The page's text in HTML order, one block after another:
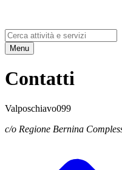
Menu
Contatti
Valposchiavo099
c/o Regione Bernina